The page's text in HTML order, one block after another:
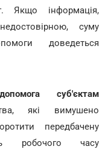
Якщо інформація,
суму
доведеться
суб'єктам
які вимушено
передбачену
робочого часу